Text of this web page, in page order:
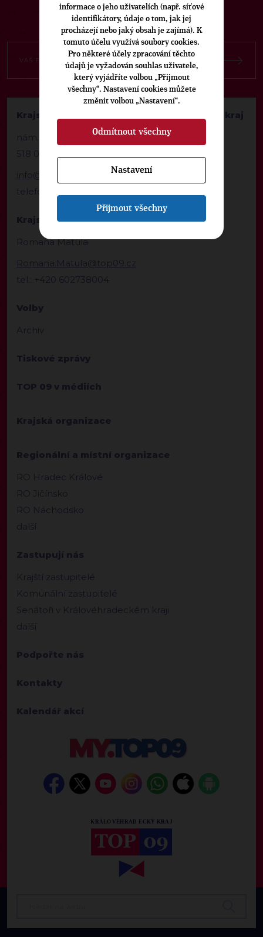
Krajská kancelář TOP 09 Královéhradecký kraj
nám. F. L. Věka 29
518 01 Dobruška
info@hkr.top09.cz
telefon: +420 602738004
Krajská manažerka
Romana Matula
Romana.Matula@top09.cz
tel.: +420 602738004
Volby
Archiv
Tiskové zprávy
TOP 09 v médiích
Krajská organizace
Regionální a místní organizace
RO Hradec Králové
RO Jičínsko
RO Náchodsko
další
Zastupují nás
Krajští zastupitelé
Komunální zastupitelé
Senátoři v Královéhradeckém kraji
další
Podpořte nás
Kontakty
Kalendář akcí
informace o jeho uživatelích (např. síťové
identifikátory, údaje o tom, jak jej
procházejí nebo jaký obsah je zajímá). K
tomuto účelu využívá soubory cookies.
Pro některé účely zpracování těchto
údajů je vyžadován souhlas uživatele,
který vyjádříte volbou „Přijmout
všechny“. Nastavení cookies můžete
změnit volbou „Nastavení“.
Odmítnout všechny
Nastavení
Přijmout všechny